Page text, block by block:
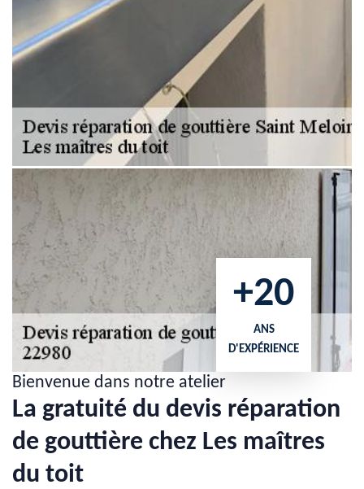
+20
ANS
D'EXPÉRIENCE
Bienvenue dans notre atelier
La gratuité du devis réparation
de gouttière chez Les maîtres
du toit